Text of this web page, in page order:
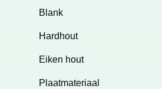
Blank
Hardhout
Eiken hout
Plaatmateriaal